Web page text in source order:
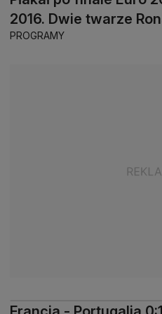
2016. Dwie twarze
PROGRAMY